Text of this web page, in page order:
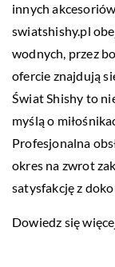
innych
swiatshishy.pl
wodnych, przez
ofercie znajdują
Świat Shishy to
myślą o
Profesjonalna
okres na zwrot
satysfakcję z
Dowiedz się